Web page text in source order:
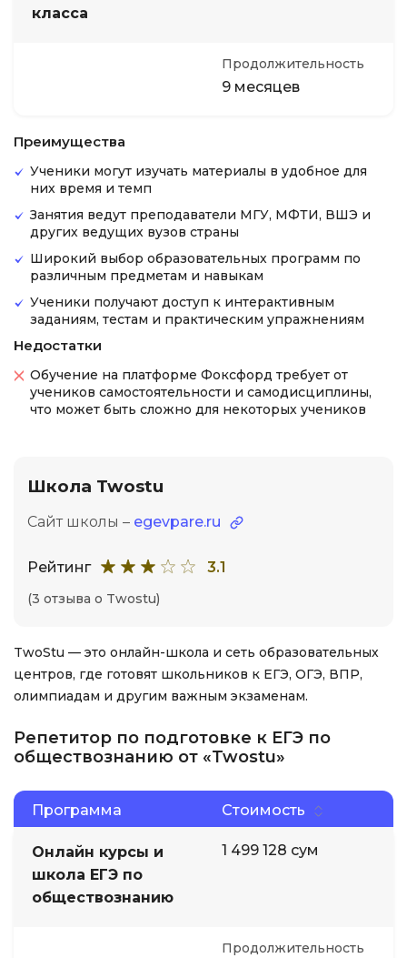
класса
Продолжительность
9 месяцев
Преимущества
Ученики могут изучать материалы в удобное для
них время и темп
Занятия ведут преподаватели МГУ, МФТИ, ВШЭ и
других ведущих вузов страны
Широкий выбор образовательных программ по
различным предметам и навыкам
Ученики получают доступ к интерактивным
заданиям, тестам и практическим упражнениям
Недостатки
Обучение на платформе Фоксфорд требует от
учеников самостоятельности и самодисциплины,
что может быть сложно для некоторых учеников
Школа Twostu
Сайт школы – egevpare.ru
Рейтинг 3.1
(3 отзыва о Twostu)
TwoStu — это онлайн-школа и сеть образовательных
центров, где готовят школьников к ЕГЭ, ОГЭ, ВПР,
олимпиадам и другим важным экзаменам.
Репетитор по подготовке к ЕГЭ по
обществознанию от «Twostu»
Программа Стоимость
Онлайн курсы и
школа ЕГЭ по
обществознанию
1 499 128 сум
Продолжительность